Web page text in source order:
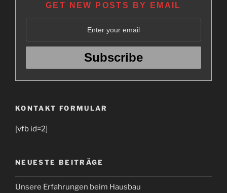
GET NEW POSTS BY EMAIL
KONTAKT FORMULAR
[vfb id=2]
NEUESTE BEITRÄGE
Unsere Erfahrungen beim Hausbau